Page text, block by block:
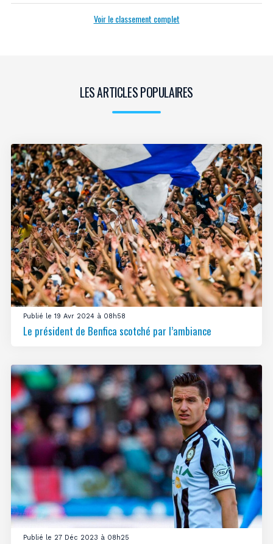
Voir le classement complet
LES ARTICLES POPULAIRES
Publié le 19 Avr 2024 à 08h58
Le président de Benfica scotché par l’ambiance
Publié le 27 Déc 2023 à 08h25